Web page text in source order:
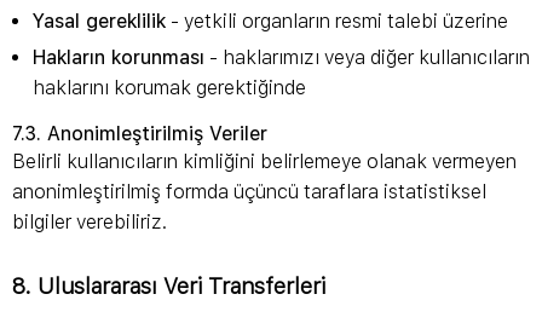
Yasal gereklilik - yetkili organların resmi talebi üzerine
Hakların korunması - haklarımızı veya diğer kullanıcıların
haklarını korumak gerektiğinde
7.3. Anonimleştirilmiş Veriler
Belirli kullanıcıların kimliğini belirlemeye olanak vermeyen
anonimleştirilmiş formda üçüncü taraflara istatistiksel
bilgiler verebiliriz.
8. Uluslararası Veri Transferleri